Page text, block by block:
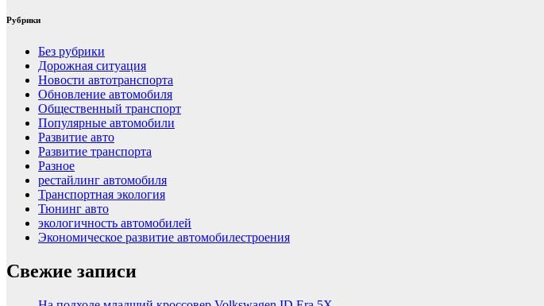
Рубрики
Без рубрики
Дорожная ситуация
Новости автотранспорта
Обновление автомобиля
Общественный транспорт
Популярные автомобили
Развитие авто
Развитие транспорта
Разное
рестайлинг автомобиля
Транспортная экология
Тюнинг авто
экологичность автомобилей
Экономическое развитие автомобилестроения
Свежие записи